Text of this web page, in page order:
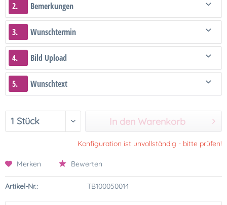
2. Bemerkungen
3. Wunschtermin
4. Bild Upload
5. Wunschtext
In den Warenkorb
Konfiguration ist unvollständig - bitte prüfen!
Merken Bewerten
Artikel-Nr.: TB100050014